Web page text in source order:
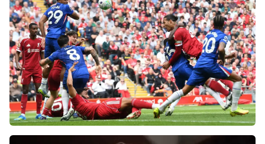
«Слот не тот человек»: болельщики
«Ливерпуля» и «Челси» разнесли тренеров
после ничьей на «Энфилде»